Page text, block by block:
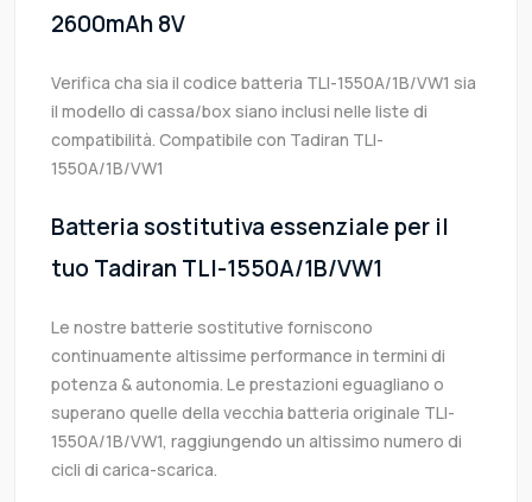
2600mAh 8V
Verifica cha sia il codice batteria TLI-1550A/1B/VW1 sia
il modello di cassa/box siano inclusi nelle liste di
compatibilità. Compatibile con Tadiran TLI-
1550A/1B/VW1
Batteria sostitutiva essenziale per il
tuo Tadiran TLI-1550A/1B/VW1
Le nostre batterie sostitutive forniscono
continuamente altissime performance in termini di
potenza & autonomia. Le prestazioni eguagliano o
superano quelle della vecchia batteria originale TLI-
1550A/1B/VW1, raggiungendo un altissimo numero di
cicli di carica-scarica.